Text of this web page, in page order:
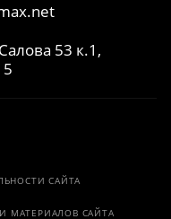
53 к.1,
САЙТА
МАТЕРИАЛОВ САЙТА